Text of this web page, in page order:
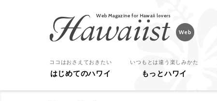
ココはおさえておきたい
はじめてのハワイ
いつもとは違う楽しみかた
もっとハワイ